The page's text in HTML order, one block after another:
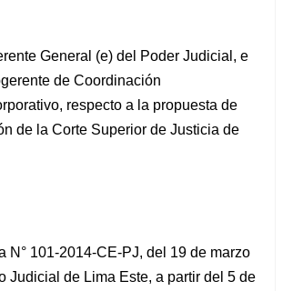
General (e) del Poder Judicial, e
de Coordinación
respecto a la propuesta de
de la Corte Superior de Justicia de
N° 101-2014-CE-PJ, del 19 de marzo
Judicial de Lima Este, a partir del 5 de